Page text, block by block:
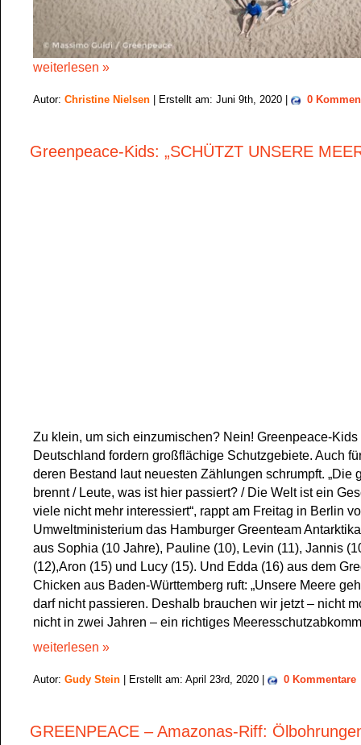
weiterlesen »
Autor: Christine Nielsen | Erstellt am: Juni 9th, 2020 | 0
Greenpeace-Kids: „SCHÜTZT UNSERE
Zu klein, um sich einzumischen? Nein! Greenpeace-Kids
Deutschland fordern großflächige Schutzgebiete. Auch
deren Bestand laut neuesten Zählungen schrumpft. „Die
brennt / Leute, was ist hier passiert? / Die Welt ist ein
viele nicht mehr interessiert“, rappt am Freitag in Berlin
Umweltministerium das Hamburger Greenteam
aus Sophia (10 Jahre), Pauline (10), Levin (11), Jannis
(12),Aron (15) und Lucy (15). Und Edda (16) aus dem
Chicken aus Baden-Württemberg ruft: „Unsere Meere
darf nicht passieren. Deshalb brauchen wir jetzt – nicht
nicht in zwei Jahren – ein richtiges
weiterlesen »
Autor: Gudy Stein | Erstellt am: April 23rd, 2020 | 0 Kommentare
GREENPEACE – Amazonas-Riff: